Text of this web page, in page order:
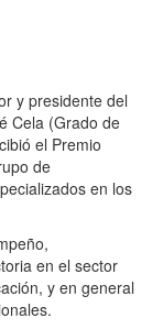
y presidente del
Cela (Grado de
el Premio
de
en los
en el sector
y en general